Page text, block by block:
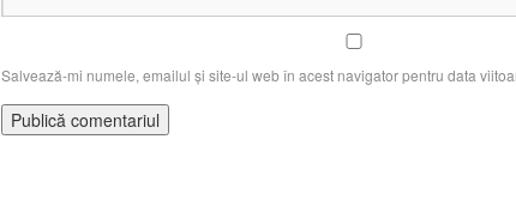
Salvează-mi numele, emailul și site-ul web în acest navigator pentru data